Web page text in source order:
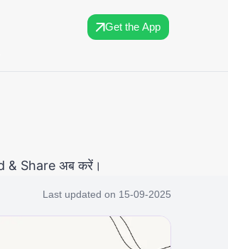
Get the App
& Share अब करें।
Last updated on 15-09-2025